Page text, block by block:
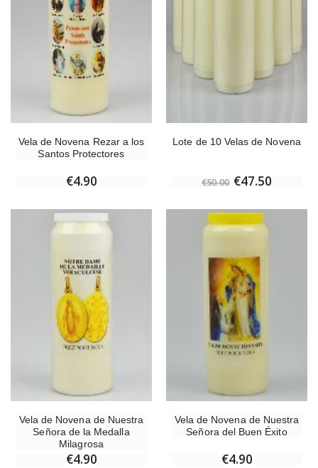
Vela de Novena Rezar a los
Santos Protectores
€4.90
Lote de 10 Velas de Novena
€50.00 €47.50
Vela de Novena de Nuestra
Señora de la Medalla
Milagrosa
€4.90
Vela de Novena de Nuestra
Señora del Buen Éxito
€4.90